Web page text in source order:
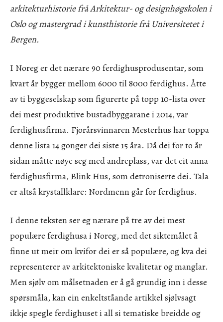
arkitekturhistorie frå Arkitektur- og designhøgskolen i
Oslo og mastergrad i kunsthistorie frå Universitetet i
Bergen.
I Noreg er det nærare 90 ferdighusprodusentar, som
kvart år bygger mellom 6000 til 8000 ferdighus. Åtte
av ti byggeselskap som figurerte på topp 10-lista over
dei mest produktive bustadbyggarane i 2014, var
ferdighusfirma. Fjorårsvinnaren Mesterhus har toppa
denne lista 14 gonger dei siste 15 åra. Då dei for to år
sidan måtte nøye seg med andreplass, var det eit anna
ferdighusfirma, Blink Hus, som detroniserte dei. Tala
er altså krystallklare: Nordmenn går for ferdighus.
I denne teksten ser eg nærare på tre av dei mest
populære ferdighusa i Noreg, med det siktemålet å
finne ut meir om kvifor dei er så populære, og kva dei
representerer av arkitektoniske kvalitetar og manglar.
Men sjølv om målsetnaden er å gå grundig inn i desse
spørsmåla, kan ein enkeltståande artikkel sjølvsagt
ikkje spegle ferdighuset i all si tematiske breidde og